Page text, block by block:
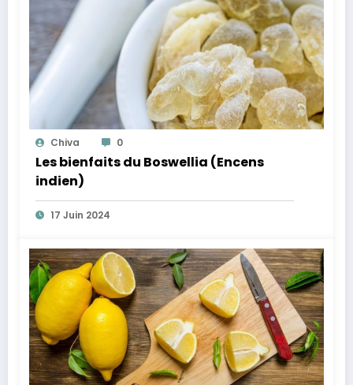
Chiva 0
Les bienfaits du Boswellia (Encens
indien)
17 Juin 2024